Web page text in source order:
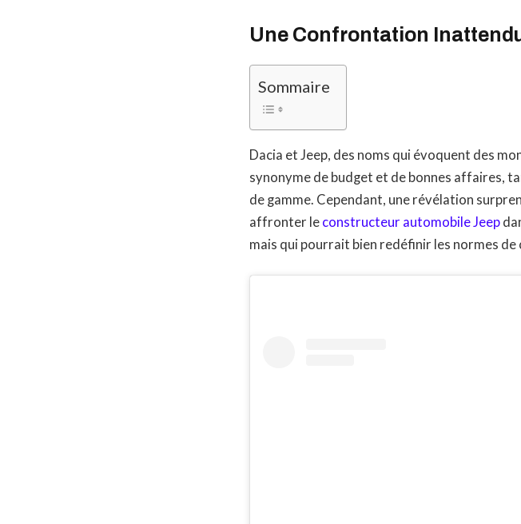
Une Confrontation
Sommaire
Dacia et Jeep, des noms qui évoquent des
synonyme de budget et de bonnes affaires,
de gamme. Cependant, une révélation
affronter le constructeur automobile Jeep
mais qui pourrait bien redéfinir les normes